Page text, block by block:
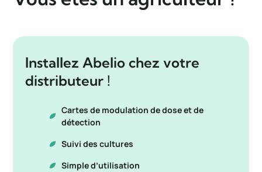
Installez Abelio chez votre
distributeur !
Cartes de modulation de dose et de
détection
Suivi des cultures
Simple d’utilisation